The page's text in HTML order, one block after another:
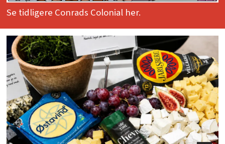
Se tidligere Conrads Colonial her.